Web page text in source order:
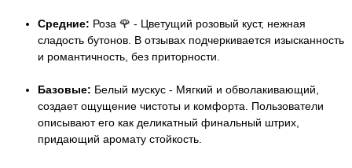
Средние: Роза 🌹 - Цветущий розовый куст, нежная
сладость бутонов. В отзывах подчеркивается изысканность
и романтичность, без приторности.
Базовые: Белый мускус - Мягкий и обволакивающий,
создает ощущение чистоты и комфорта. Пользователи
описывают его как деликатный финальный штрих,
придающий аромату стойкость.